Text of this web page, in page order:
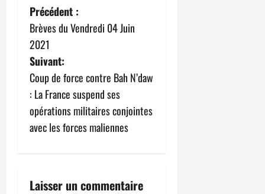
N
a
v
i
g
a
i
Précédent :
Brèves du Vendredi 04 Juin
2021
Suivant:
Coup de force contre Bah N’daw
: La France suspend ses
opérations militaires conjointes
avec les forces maliennes
Laisser un commentaire